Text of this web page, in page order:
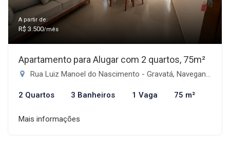
A partir de:
R$ 3.500/mês
Apartamento para Alugar com 2 quartos, 75m²
Rua Luiz Manoel do Nascimento - Gravatá, Navegantes-SC
2 Quartos 3 Banheiros 1 Vaga 75 m²
Mais informações